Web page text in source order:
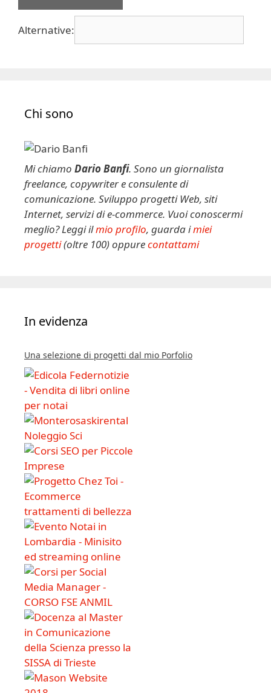
Alternative:
Chi sono
Mi chiamo Dario Banfi. Sono un giornalista
freelance, copywriter e consulente di
comunicazione. Sviluppo progetti Web, siti
Internet, servizi di e-commerce. Vuoi conoscermi
meglio? Leggi ilmio profilo, guarda imiei
progetti(oltre 100) oppurecontattami
In evidenza
Una selezione di progetti dal mio Porfolio